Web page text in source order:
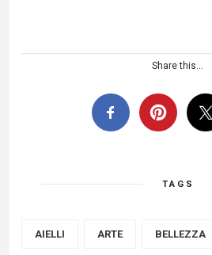
Share this...
TAGS
AIELLI ARTE BELLEZZA